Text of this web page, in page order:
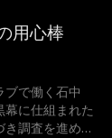
用心棒
で働く石中
に仕組まれた
調査を進める